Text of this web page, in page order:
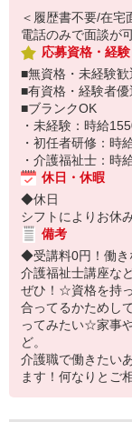
＜履歴書不要/在宅
電話のみで面談が
応募資格・経験
■無資格・未経験歓
■有資格・経験者優
■ブランクOK
・未経験：時給
・初任者研修：時
・介護福祉士：時
休日・休暇
◆休日
シフトによりお休
備考
◆受講料0円！働き
介護福祉士講座な
ぜひ！☆資格を持
合ってるかためし
ってみたい☆家事
ど。
介護職で働きたい
ます！何なりとご